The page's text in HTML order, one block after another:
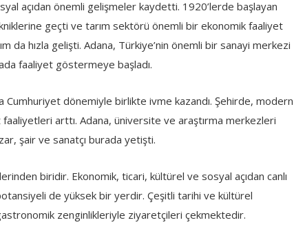
açıdan önemli gelişmeler kaydetti. 1920’lerde başlayan
geçti ve tarım sektörü önemli bir ekonomik faaliyet
da hızla gelişti. Adana, Türkiye’nin önemli bir sanayi merkezi
faaliyet göstermeye başladı.
Cumhuriyet dönemiyle birlikte ivme kazandı. Şehirde, modern
arttı. Adana, üniversite ve araştırma merkezleri
şair ve sanatçı burada yetişti.
biridir. Ekonomik, ticari, kültürel ve sosyal açıdan canlı
de yüksek bir yerdir. Çeşitli tarihi ve kültürel
zenginlikleriyle ziyaretçileri çekmektedir.